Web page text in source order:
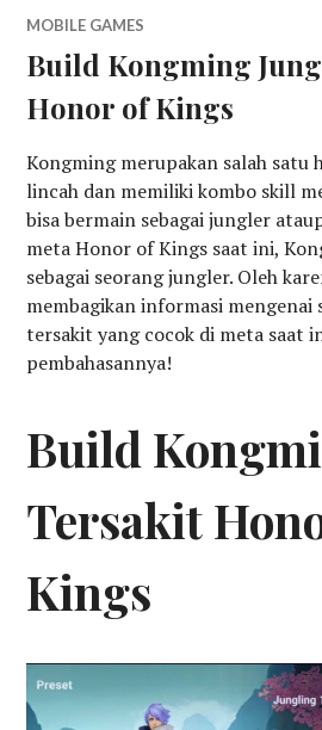
MOBILE GAMES
Build Kongming
Honor of Kings
Kongming merupakan salah satu
lincah dan memiliki kombo skill
bisa bermain sebagai jungler
meta Honor of Kings saat ini,
sebagai seorang jungler. Oleh
membagikan informasi
tersakit yang cocok di meta saat
pembahasannya!
Build
Tersakit
Kings